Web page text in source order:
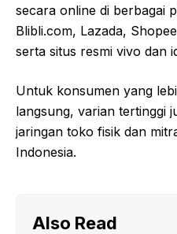
secara online di berbagai
Blibli.com, Lazada,
serta situs resmi vivo dan
Untuk konsumen yang
langsung, varian tertinggi
jaringan toko fisik dan
Indonesia.
Also Read